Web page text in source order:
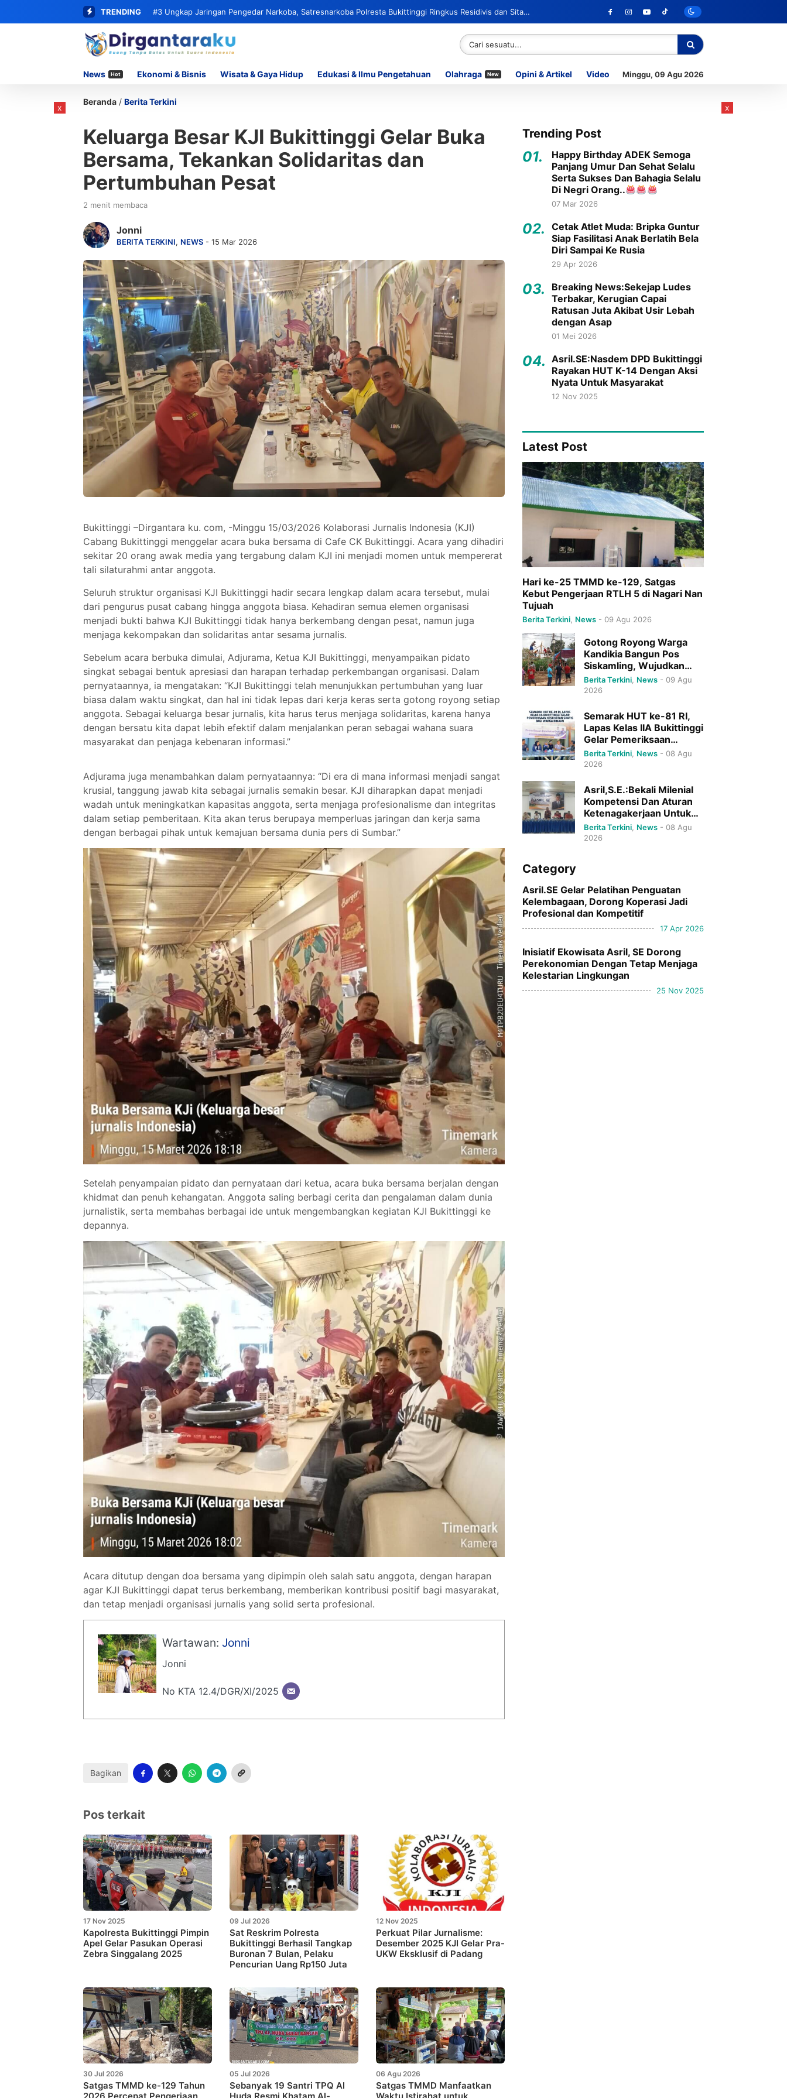
TRENDING #3 Ungkap Jaringan Pengedar Narkoba, Satresnarkoba Polresta Bukittinggi Ringkus Residivis dan Sita
62 Paket Sabu
News Hot Ekonomi & Bisnis Wisata & Gaya Hidup Edukasi & Ilmu Pengetahuan Olahraga New Opini & Artikel Video Minggu, 09 Agu 2026
Beranda / Berita Terkini
Keluarga Besar KJI Bukittinggi Gelar Buka
Bersama, Tekankan Solidaritas dan
Pertumbuhan Pesat
2 menit membaca
Jonni
BERITA TERKINI, NEWS - 15 Mar 2026
Bukittinggi –Dirgantara ku. com, -Minggu 15/03/2026 Kolaborasi Jurnalis Indonesia (KJI)
Cabang Bukittinggi menggelar acara buka bersama di Cafe CK Bukittinggi. Acara yang dihadiri
sekitar 20 orang awak media yang tergabung dalam KJI ini menjadi momen untuk mempererat
tali silaturahmi antar anggota.
Seluruh struktur organisasi KJI Bukittinggi hadir secara lengkap dalam acara tersebut, mulai
dari pengurus pusat cabang hingga anggota biasa. Kehadiran semua elemen organisasi
menjadi bukti bahwa KJI Bukittinggi tidak hanya berkembang dengan pesat, namun juga
menjaga kekompakan dan solidaritas antar sesama jurnalis.
Sebelum acara berbuka dimulai, Adjurama, Ketua KJI Bukittinggi, menyampaikan pidato
singkat sebagai bentuk apresiasi dan harapan terhadap perkembangan organisasi. Dalam
pernyataannya, ia mengatakan: “KJI Bukittinggi telah menunjukkan pertumbuhan yang luar
biasa dalam waktu singkat, dan hal ini tidak lepas dari kerja keras serta gotong royong setiap
anggota. Sebagai keluarga besar jurnalis, kita harus terus menjaga solidaritas, karena hanya
dengan bersatu kita dapat lebih efektif dalam menjalankan peran sebagai wahana suara
masyarakat dan penjaga kebenaran informasi.”
Adjurama juga menambahkan dalam pernyataannya: “Di era di mana informasi menjadi sangat
krusial, tanggung jawab kita sebagai jurnalis semakin besar. KJI diharapkan dapat menjadi
wadah untuk meningkatkan kapasitas anggota, serta menjaga profesionalisme dan integritas
dalam setiap pemberitaan. Kita akan terus berupaya memperluas jaringan dan kerja sama
dengan berbagai pihak untuk kemajuan bersama dunia pers di Sumbar.”
Setelah penyampaian pidato dan pernyataan dari ketua, acara buka bersama berjalan dengan
khidmat dan penuh kehangatan. Anggota saling berbagi cerita dan pengalaman dalam dunia
jurnalistik, serta membahas berbagai ide untuk mengembangkan kegiatan KJI Bukittinggi ke
depannya.
Acara ditutup dengan doa bersama yang dipimpin oleh salah satu anggota, dengan harapan
agar KJI Bukittinggi dapat terus berkembang, memberikan kontribusi positif bagi masyarakat,
dan tetap menjadi organisasi jurnalis yang solid serta profesional.
Wartawan: Jonni
Jonni
No KTA 12.4/DGR/XI/2025
Bagikan
Pos terkait
17 Nov 2025
Kapolresta Bukittinggi Pimpin
Apel Gelar Pasukan Operasi
Zebra Singgalang 2025
09 Jul 2026
Sat Reskrim Polresta
Bukittinggi Berhasil Tangkap
Buronan 7 Bulan, Pelaku
Pencurian Uang Rp150 Juta
12 Nov 2025
Perkuat Pilar Jurnalisme:
Desember 2025 KJI Gelar Pra-
UKW Eksklusif di Padang
30 Jul 2026
Satgas TMMD ke-129 Tahun
05 Jul 2026
Sebanyak 19 Santri TPQ Al
06 Agu 2026
Satgas TMMD Manfaatkan
Trending Post
01.
Happy Birthday ADEK Semoga
Panjang Umur Dan Sehat Selalu
Serta Sukses Dan Bahagia Selalu
Di Negri Orang..
07 Mar 2026
02.
Cetak Atlet Muda: Bripka Guntur
Siap Fasilitasi Anak Berlatih Bela
Diri Sampai Ke Rusia
29 Apr 2026
03.
Breaking News:Sekejap Ludes
Terbakar, Kerugian Capai
Ratusan Juta Akibat Usir Lebah
dengan Asap
01 Mei 2026
04. Asril.SE:Nasdem DPD Bukittinggi
Rayakan HUT K-14 Dengan Aksi
Nyata Untuk Masyarakat
12 Nov 2025
Latest Post
Hari ke-25 TMMD ke-129, Satgas
Kebut Pengerjaan RTLH 5 di Nagari Nan
Tujuah
Berita Terkini News - 09 Agu 2026
Gotong Royong Warga
Kandikia Bangun Pos
Siskamling, Wujudkan
Lingkungan yang Aman
dan Tenteram
Berita Terkini News - 09 Agu
2026
Semarak HUT ke-81 RI,
Lapas Kelas IIA Bukittinggi
Gelar Pemeriksaan
Kesehatan Gratis bagi
Warga Binaan
Berita Terkini News - 08 Agu
2026
Asril,S.E.:Bekali Milenial
Kompetensi Dan Aturan
Ketenagakerjaan Untuk
Mencapai Indonesia Emas
Berita Terkini News - 08 Agu
2026
Category
Asril.SE Gelar Pelatihan Penguatan
Kelembagaan, Dorong Koperasi Jadi
Profesional dan Kompetitif
17 Apr 2026
Inisiatif Ekowisata Asril, SE Dorong
Perekonomian Dengan Tetap Menjaga
Kelestarian Lingkungan
25 Nov 2025
x x